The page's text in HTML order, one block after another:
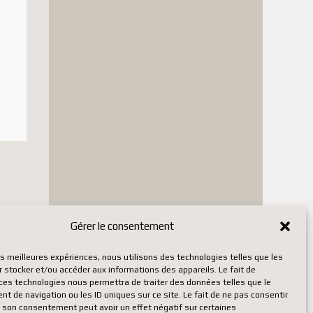
Gérer le consentement
meilleures expériences, nous utilisons des technologies telles que les
stocker et/ou accéder aux informations des appareils. Le fait de
technologies nous permettra de traiter des données telles que le
de navigation ou les ID uniques sur ce site. Le fait de ne pas consentir
son consentement peut avoir un effet négatif sur certaines
produit
a
pour chaque article
exigences pour certains pays